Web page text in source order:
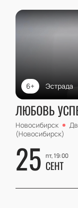
Эстрада
6+
ЛЮБОВЬ
Новосибирск
(Новосибирск)
25 пт, 19:00
СЕНТ